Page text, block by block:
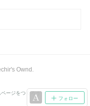
フォロー
Ownd .
ージをつくろう